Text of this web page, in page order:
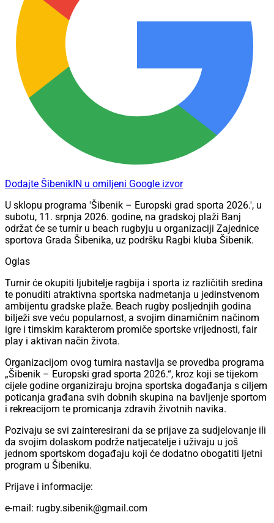
Dodajte ŠibenikIN u omiljeni Google izvor
U sklopu programa 'Šibenik – Europski grad sporta 2026.', u
subotu, 11. srpnja 2026. godine, na gradskoj plaži Banj
održat će se turnir u beach rugbyju u organizaciji Zajednice
sportova Grada Šibenika, uz podršku Ragbi kluba Šibenik.
Oglas
Turnir će okupiti ljubitelje ragbija i sporta iz različitih sredina
te ponuditi atraktivna sportska nadmetanja u jedinstvenom
ambijentu gradske plaže. Beach rugby posljednjih godina
bilježi sve veću popularnost, a svojim dinamičnim načinom
igre i timskim karakterom promiče sportske vrijednosti, fair
play i aktivan način života.
Organizacijom ovog turnira nastavlja se provedba programa
„Šibenik – Europski grad sporta 2026.“, kroz koji se tijekom
cijele godine organiziraju brojna sportska događanja s ciljem
poticanja građana svih dobnih skupina na bavljenje sportom
i rekreacijom te promicanja zdravih životnih navika.
Pozivaju se svi zainteresirani da se prijave za sudjelovanje ili
da svojim dolaskom podrže natjecatelje i uživaju u još
jednom sportskom događaju koji će dodatno obogatiti ljetni
program u Šibeniku.
Prijave i informacije:
e-mail: rugby.sibenik@gmail.com